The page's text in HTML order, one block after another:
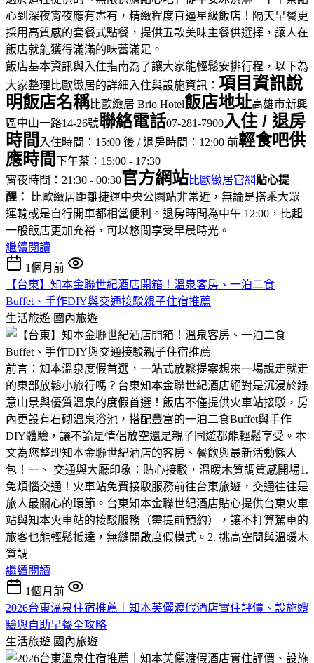
心到深夜宵夜應有盡有，精緻程度直逼星級飯店！隔天早餐更
採用高質感的套餐式點餐，提供五款美味主餐供選擇，讓人在
飯店就能獲得滿滿的味蕾滿足。
飯店基本資訊與入住指南為了讓大家能輕鬆安排行程，以下為
大家整理比歐緻居的詳細入住與設施資訊： 項目 資訊說
明飯店名稱比歐緻居 Brio Hotel飯店地址高雄市新興
區中山一路14-26號聯絡電話07-281-7900入住 / 退房
時間 入住時間：15:00 後 / 退房時間：12:00 前輕食吧供
應時間下午茶：15:00 - 17:30
宵夜時間：21:30 - 00:30官方網站比歐緻居官網貼心提
醒：
比歐緻居距離捷運中央公園站非常近，無論是搭乘大眾
運輸或是自行開車都相當便利。退房時間為中午 12:00，比起
一般飯店更加充裕，可以悠閒享受早晨時光。
繼續閱讀
1個月前
【台東】知本金聯世紀酒店開箱！溫泉客房、一泊二食
Buffet、手作DIY與交通接駁親子住宿推薦
生活旅遊 國內旅遊
前言：知本溫泉度假首選，一站式放鬆提案想來一場說走就走
的東部放鬆小旅行嗎？台東知本金聯世紀酒店絕對是沉浸於綠
意山景與優質溫泉的度假首選！飯店不僅提供火車站接駁，房
內更設有石砌溫泉浴池，搭配豐富的一泊二食Buffet與手作
DIY體驗，讓不論是情侶放空還是親子同遊都能輕鬆享受。本
文為您整理知本金聯世紀酒店的客房、餐飲與最新活動懶人
包！一、 交通與大廳印象：貼心接駁，溫暖木質調質感開場1.
免煩惱交通！火車站免費接駁服務前往台東旅遊，交通往往是
旅人最關心的環節。台東知本金聯世紀酒店貼心提供台東火車
站與知本火車站的接駁服務（需提前預約），讓不打算駕車的
旅客也能輕鬆抵達，無縫開啟度假模式。2. 挑高空間與溫暖木
質調
繼續閱讀
1個月前
2026台東溫泉住宿推薦｜知本芙儷渡假酒店實住評價、設施體
驗與自助早餐全攻略
生活旅遊 國內旅遊